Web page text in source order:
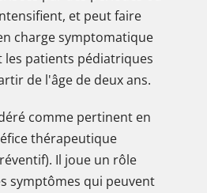
et peut faire
charge symptomatique
les patients pédiatriques
de l'âge de deux ans.
comme pertinent en
thérapeutique
Il joue un rôle
symptômes qui peuvent